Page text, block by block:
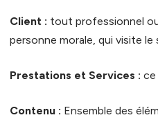
Client : tout professionnel
personne morale, qui visite
Prestations et Services : ce
Contenu : Ensemble des